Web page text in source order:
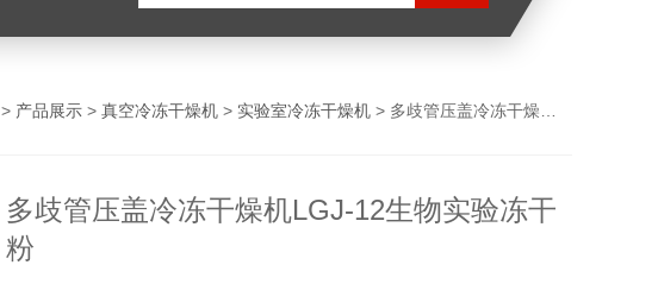
> 产品展示 > 真空冷冻干燥机 > 实验室冷冻干燥机 > 多歧管压盖冷冻干燥机LGJ-12生物实验冻干粉
多歧管压盖冷冻干燥机LGJ-12生物实验冻干
粉